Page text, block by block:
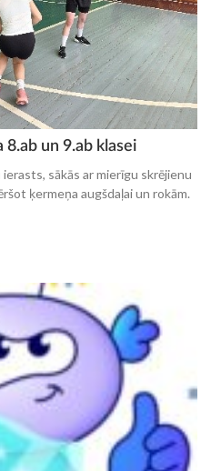
8.ab un 9.ab klasei
ierasts, sākās ar mierīgu skrējienu
ķermeņa augšdaļai un rokām.